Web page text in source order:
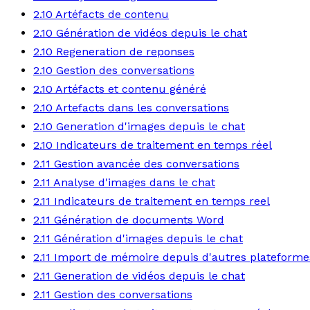
2.10 Artéfacts de contenu
2.10 Génération de vidéos depuis le chat
2.10 Regeneration de reponses
2.10 Gestion des conversations
2.10 Artéfacts et contenu généré
2.10 Artefacts dans les conversations
2.10 Generation d'images depuis le chat
2.10 Indicateurs de traitement en temps réel
2.11 Gestion avancée des conversations
2.11 Analyse d'images dans le chat
2.11 Indicateurs de traitement en temps reel
2.11 Génération de documents Word
2.11 Génération d'images depuis le chat
2.11 Import de mémoire depuis d'autres
2.11 Generation de vidéos depuis le chat
2.11 Gestion des conversations